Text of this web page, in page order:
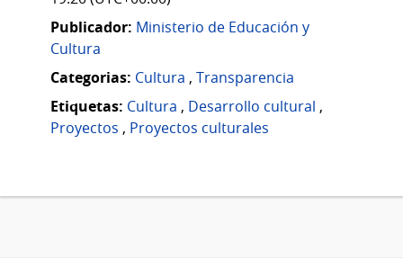
Publicador: Ministerio de Educación y
Cultura
Categorias: Cultura , Transparencia
Etiquetas: Cultura , Desarrollo cultural ,
Proyectos , Proyectos culturales